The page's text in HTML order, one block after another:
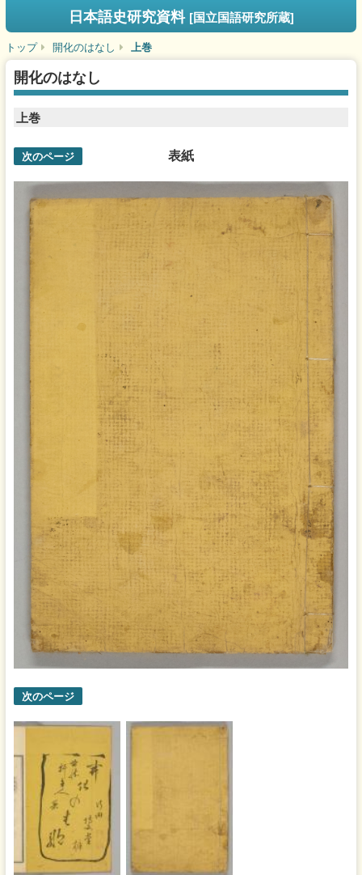
日本語史研究資料 [国立国語研究所蔵]
トップ 開化のはなし 上巻
開化のはなし
上巻
表紙
次のページ
次のページ